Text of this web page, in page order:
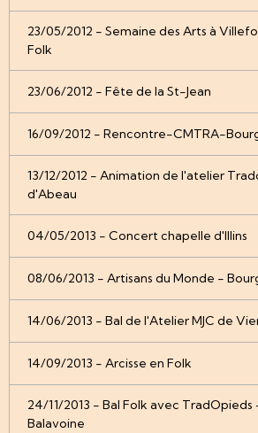
23/05/2012 - Semaine des Arts à
Folk
23/06/2012 - Fête de la St-Jean
16/09/2012 - Rencontre-CMTRA-
13/12/2012 - Animation de l'atelier
d'Abeau
04/05/2013 - Concert chapelle d'Illins
08/06/2013 - Artisans du Monde -
14/06/2013 - Bal de l'Atelier MJC de
14/09/2013 - Arcisse en Folk
24/11/2013 - Bal Folk avec TradOpieds
Balavoine